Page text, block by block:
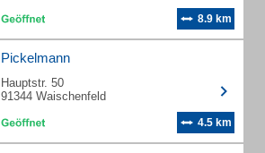
8.9 km
Pickelmann
Hauptstr. 50
91344 Waischenfeld
4.5 km